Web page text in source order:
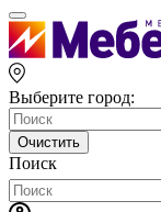
Выберите город:
Очистить
Поиск